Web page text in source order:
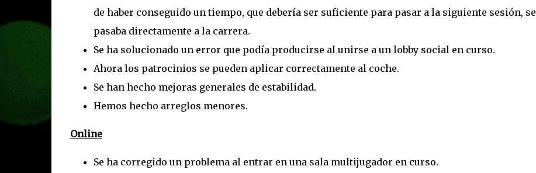
de haber conseguido un tiempo, que debería ser suficiente para pasar a la siguiente sesión, se
pasaba directamente a la carrera.
Se ha solucionado un error que podía producirse al unirse a un lobby social en curso.
Ahora los patrocinios se pueden aplicar correctamente al coche.
Se han hecho mejoras generales de estabilidad.
Hemos hecho arreglos menores.
Online
Se ha corregido un problema al entrar en una sala multijugador en curso.